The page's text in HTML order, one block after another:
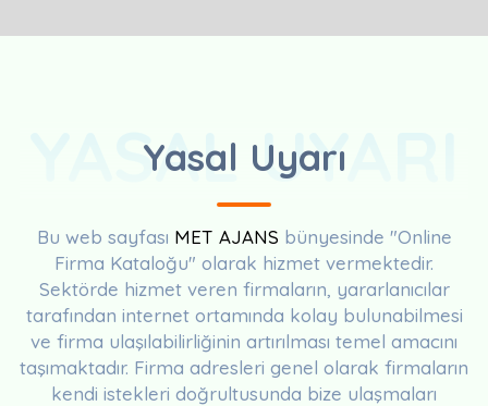
Yasal Uyarı
YASAL UYARI
Bu web sayfası MET AJANS bünyesinde "Online
Firma Kataloğu" olarak hizmet vermektedir.
Sektörde hizmet veren firmaların, yararlanıcılar
tarafından internet ortamında kolay bulunabilmesi
ve firma ulaşılabilirliğinin artırılması temel amacını
taşımaktadır. Firma adresleri genel olarak firmaların
kendi istekleri doğrultusunda bize ulaşmaları